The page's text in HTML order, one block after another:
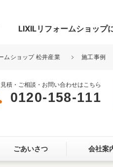
り 屋根・
LIXILリフォームショップ
ちいい暮らしをつくる、価値・性
ムショップ 松井産業 施工事例
積・ご相談・お問い合わせはこちら
0120-158-111
ごあいさつ 会社案